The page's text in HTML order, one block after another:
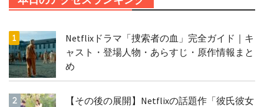
Netflixドラマ「捜索者の血」完全ガイド｜キ
ャスト・登場人物・あらすじ・原作情報まと
め
【その後の展開】Netflixの話題作「彼氏彼女